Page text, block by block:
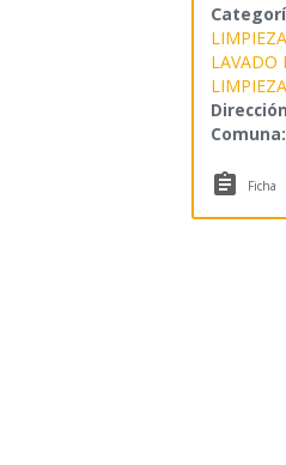
LAVADO
Comuna:
 Ficha